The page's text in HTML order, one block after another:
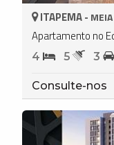
ITAPEMA -
Apartamento no
4 5 3
Consulte-nos